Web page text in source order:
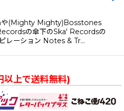
(Mighty Mighty)Bosstones
の傘下のSka' Recordsの
レーション Notes & Tr…
上で送料無料)